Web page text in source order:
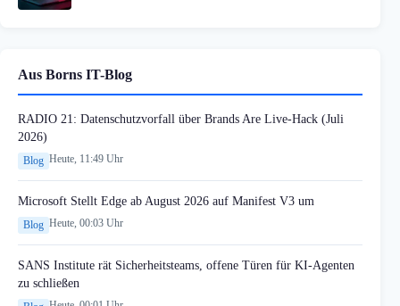
Aus Borns IT-Blog
RADIO 21: Datenschutzvorfall über Brands Are Live-Hack (Juli
2026)
Blog Heute, 11:49 Uhr
Microsoft Stellt Edge ab August 2026 auf Manifest V3 um
Blog Heute, 00:03 Uhr
SANS Institute rät Sicherheitsteams, offene Türen für KI-Agenten
zu schließen